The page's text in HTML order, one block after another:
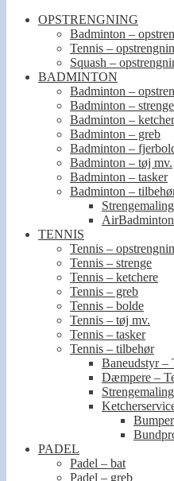
OPSTRENGNING
Badminton –
Tennis –
Squash –
BADMINTON
Badminton –
Badminton – strenge
Badminton –
Badminton – greb
Badminton –
Badminton – tøj mv.
Badminton – tasker
Badminton –
TENNIS
Tennis –
Tennis – strenge
Tennis – ketchere
Tennis – greb
Tennis – bolde
Tennis – tøj mv.
Tennis – tasker
Tennis – tilbehør
Baneudstyr –
Dæmpere –
PADEL
Padel – bat
Padel – greb